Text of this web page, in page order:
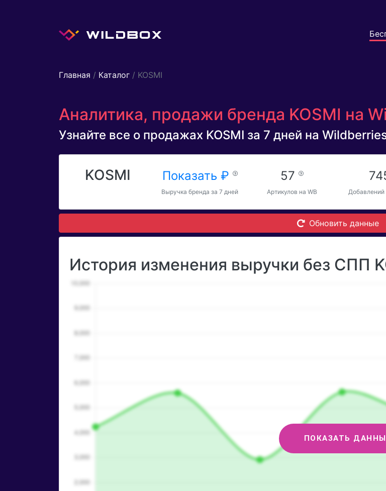
Главная / Каталог / KOSMI
Аналитика, продажи бренда KOSMI на
Узнайте все о продажах KOSMI за 7 дней на
KOSMI Показать ₽
Выручка бренда за 7 дней
57
Артикулов на WB
Обновить данные
История изменения выручки без СПП
ПОКАЗАТЬ